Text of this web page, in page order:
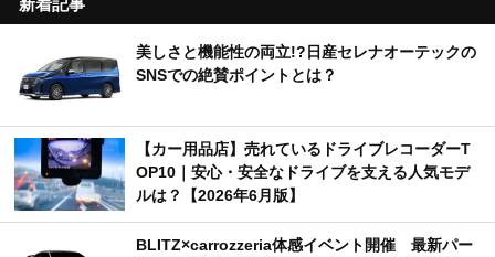
美しさと機能性の両立!?日産セレナオーテックの
SNSでの絶賛ポイントとは？
【カー用品店】売れているドライブレコーダーT
OP10｜安心・安全なドライブを支える人気モデ
ルは？【2026年6月版】
BLITZ×carrozzeria体感イベント開催 最新パー